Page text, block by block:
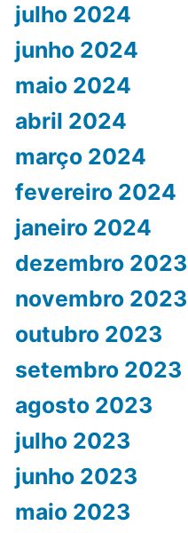
julho 2024
junho 2024
maio 2024
abril 2024
março 2024
fevereiro 2024
janeiro 2024
dezembro 2023
novembro 2023
outubro 2023
setembro 2023
agosto 2023
julho 2023
junho 2023
maio 2023